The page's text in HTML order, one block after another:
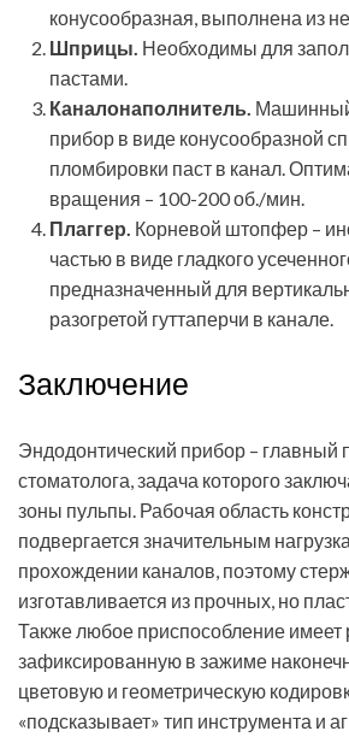
конусообразная, выполнена из
Шприцы. Необходимы для
пастами.
Каналонаполнитель.
прибор в виде конусообразной
пломбировки паст в канал.
вращения – 100-200 об./мин.
Плаггер. Корневой штопфер –
частью в виде гладко­го
предназначенный для
разогретой гуттаперчи в кана­ле.
Заключение
Эндодонтический прибор – главный
стоматолога, задача которого
зоны пульпы. Рабочая область
подвергается значительным
прохождении каналов, поэтому
изготавливается из прочных, но
Также любое приспособление имеет
зафиксированную в зажиме
цветовую и геометрическую
«подсказывает» тип инструмента и